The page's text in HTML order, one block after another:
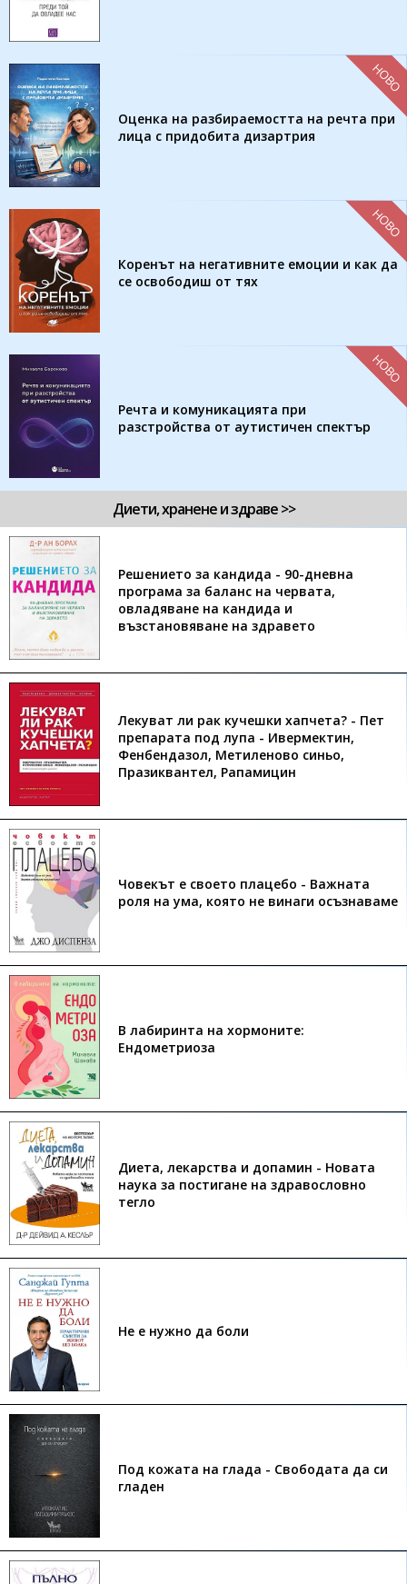
Оценка на разбираемостта на речта при
лица с придобита дизартрия
НОВО
Коренът на негативните емоции и как да
се освободиш от тях
НОВО
Речта и комуникацията при
разстройства от аутистичен спектър
НОВО
Диети, хранене и здраве >>
Решението за кандида - 90-дневна
програма за баланс на червата,
овладяване на кандида и
възстановяване на здравето
Лекуват ли рак кучешки хапчета? - Пет
препарата под лупа - Ивермектин,
Фенбендазол, Метиленово синьо,
Празиквантел, Рапамицин
Човекът е своето плацебо - Важната
роля на ума, която не винаги осъзнаваме
В лабиринта на хормоните:
Ендометриоза
Диета, лекарства и допамин - Новата
наука за постигане на здравословно
тегло
Не е нужно да боли
Под кожата на глада - Свободата да си
гладен